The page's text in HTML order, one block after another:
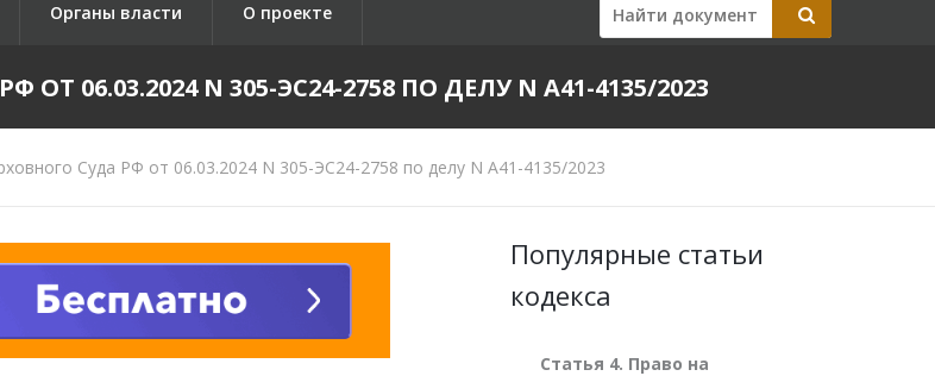
Органы власти О проекте
06.03.2024 N 305-ЭС24-2758 ПО ДЕЛУ N А41-4135/2023
Суда РФ от 06.03.2024 N 305-ЭС24-2758 по делу N А41-4135/2023
Популярные статьи
кодекса
Статья 4. Право на